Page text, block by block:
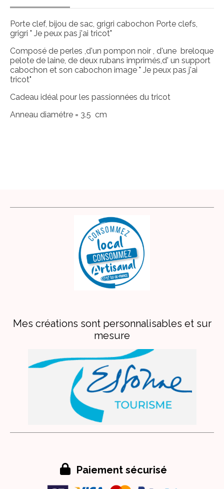
Porte clef, bijou de sac, grigri cabochon Porte clefs,
grigri " Je peux pas j'ai tricot"
Composé de perles ,d'un pompon noir , d'une breloque
pelote de laine, de deux rubans imprimés,d' un support
cabochon et son cabochon image " Je peux pas j'ai
tricot"
Cadeau idéal pour les passionnées du tricot
Anneau diamétre = 3.5 cm
Mes créations sont personnalisables et sur
mesure
 Paiement sécurisé